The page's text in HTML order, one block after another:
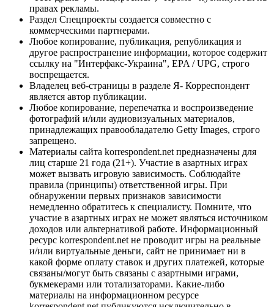
правах рекламы.
Раздел Спецпроекты создается совместно с
коммерческими партнерами.
Любое копирование, публикация, републикация и
другое распространение информации, которое содержит
ссылку на "Интерфакс-Украина", EPA / UPG, строго
воспрещается.
Владелец веб-страницы в разделе Я- Корреспондент
является автор публикации.
Любое копирование, перепечатка и воспроизведение
фотографий и/или аудиовизуальных материалов,
принадлежащих правообладателю Getty Images, строго
запрещено.
Материалы сайта korrespondent.net предназначены для
лиц старше 21 года (21+). Участие в азартных играх
может вызвать игровую зависимость. Соблюдайте
правила (принципы) ответственной игры. При
обнаружении первых признаков зависимости
немедленно обратитесь к специалисту. Помните, что
участие в азартных играх не может являться источником
доходов или альтернативой работе. Информационный
ресурс korrespondent.net не проводит игры на реальные
и/или виртуальные деньги, сайт не принимает ни в
какой форме оплату ставок и других платежей, которые
связаны/могут быть связаны с азартными играми,
букмекерами или тотализаторами. Какие-либо
материалы на информационном ресурсе